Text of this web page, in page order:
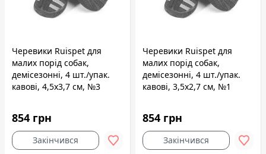
Черевики Ruispet для
малих порід собак,
демісезонні, 4 шт./упак.
кавові, 4,5x3,7 см, №3
854 грн
Закінчився
Черевики Ruispet для
малих порід собак,
демісезонні, 4 шт./упак.
кавові, 3,5x2,7 см, №1
854 грн
Закінчився